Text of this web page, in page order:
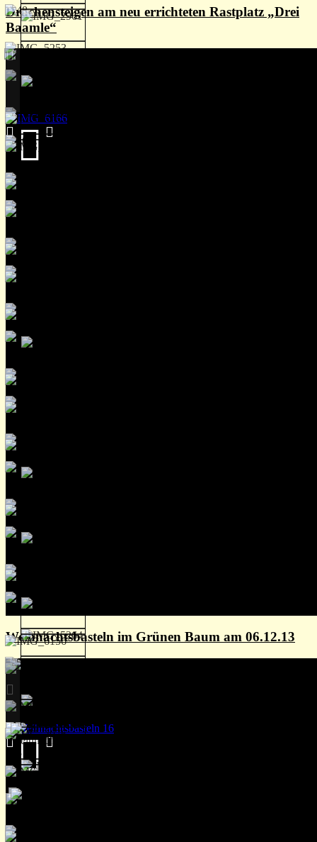
Drachensteigen am neu errichteten Rastplatz „Drei
Baamle“
Weihnachtsbasteln im Grünen Baum am 06.12.13